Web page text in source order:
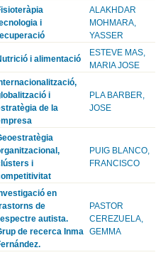
i
ALAKHDAR
MOHMARA,
YASSER
i alimentació
ESTEVE MAS,
MARIA JOSE
i
de la
PLA BARBER,
JOSE
i
PUIG BLANCO,
FRANCISCO
en
de
autista.
de recerca Inma
PASTOR
CEREZUELA,
GEMMA